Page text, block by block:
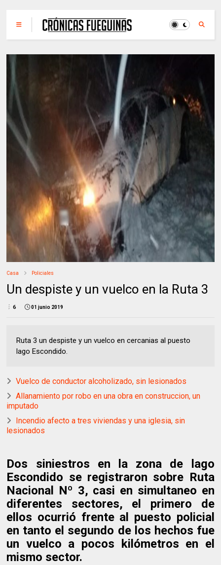
Casa Policiales
Un despiste y un vuelco en la Ruta 3
6 01 junio 2019
Ruta 3 un despiste y un vuelco en cercanias al puesto
lago Escondido.
Vuelco de conductor alcoholizado, sin lesionados
Allanamiento por robo en una obra en construccion, un
imputado
Incendio afecto a tres viviendas y una iglesia, sin
lesionados
Dos siniestros en la zona de lago
Escondido se registraron sobre Ruta
Nacional Nº 3, casi en simultaneo en
diferentes sectores, el primero de
ellos ocurrió frente al puesto policial
en tanto el segundo de los hechos fue
un vuelco a pocos kilómetros en el
mismo sector.